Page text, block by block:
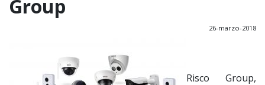
Group
26-marzo-2018
Risco Group,